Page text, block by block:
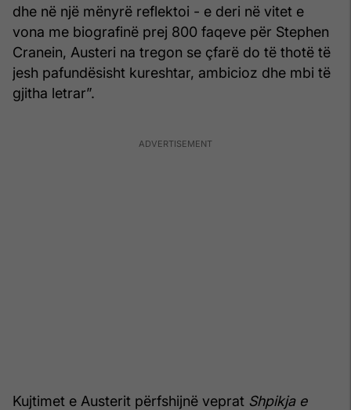
dhe në një mënyrë reflektoi - e deri në vitet e
vona me biografinë prej 800 faqeve për Stephen
Cranein, Austeri na tregon se çfarë do të thotë të
jesh pafundësisht kureshtar, ambicioz dhe mbi të
gjitha letrar”.
Kujtimet e Austerit përfshijnë veprat Shpikja e